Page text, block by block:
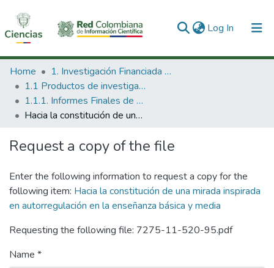
Log In (current)
Communities & Collections
All of DSpace
Statistics
Home
1. Investigación Financiada con Recursos Públicos
1.1 Productos de investigación
1.1.1. Informes Finales de Proyectos de Investigación
Hacia la constitución de una mirada inspirada en autorregulación en la enseñanza básica y media
Request a copy of the file
Enter the following information to request a copy for the
following item: Hacia la constitución de una mirada inspirada
en autorregulación en la enseñanza básica y media
Requesting the following file: 7275-11-520-95.pdf
Name *